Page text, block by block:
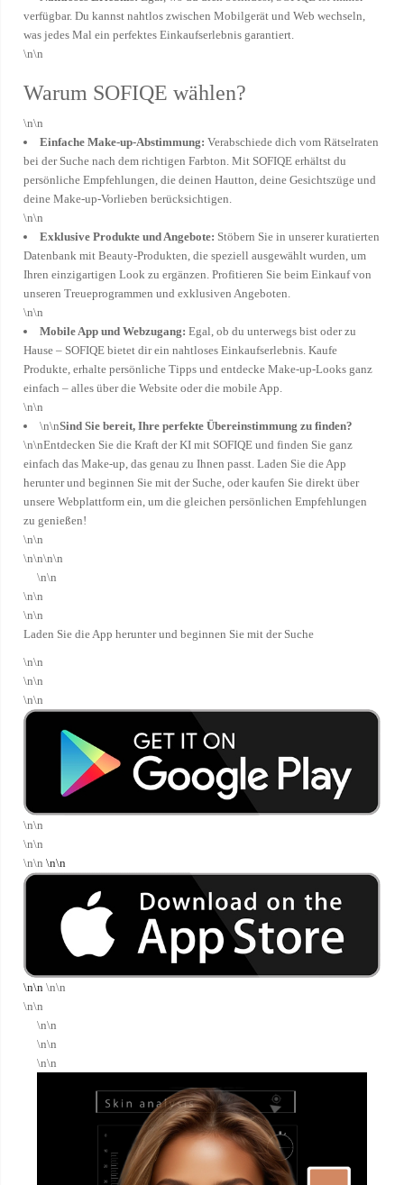
verfügbar. Du kannst nahtlos zwischen Mobilgerät und Web wechseln,
was jedes Mal ein perfektes Einkaufserlebnis garantiert.
\n\n
Warum SOFIQE wählen?
\n\n
Einfache Make-up-Abstimmung:Verabschiede dich vom Rätselraten
bei der Suche nach dem richtigen Farbton. Mit SOFIQE erhältst du
persönliche Empfehlungen, die deinen Hautton, deine Gesichtszüge und
deine Make-up-Vorlieben berücksichtigen.
\n\n
Exklusive Produkte und Angebote: Stöbern Sie in unserer kuratierten
Datenbank mit Beauty-Produkten, die speziell ausgewählt wurden, um
Ihren einzigartigen Look zu ergänzen. Profitieren Sie beim Einkauf von
unseren Treueprogrammen und exklusiven Angeboten.
\n\n
Mobile App und Webzugang: Egal, ob du unterwegs bist oder zu
Hause – SOFIQE bietet dir ein nahtloses Einkaufserlebnis. Kaufe
Produkte, erhalte persönliche Tipps und entdecke Make-up-Looks ganz
einfach – alles über die Website oder die mobile App.
\n\n
\n\nSind Sie bereit, Ihre perfekte Übereinstimmung zu finden?
\n\nEntdecken Sie die Kraft der KI mit SOFIQE und finden Sie ganz
einfach das Make-up, das genau zu Ihnen passt. Laden Sie die App
herunter und beginnen Sie mit der Suche, oder kaufen Sie direkt über
unsere Webplattform ein, um die gleichen persönlichen Empfehlungen
zu genießen!
\n\n
\n\n\n\n
\n\n
\n\n
\n\n
Laden Sie die App herunter und beginnen Sie mit der Suche
\n\n
\n\n
\n\n
\n\n
\n\n
\n\n\n\n
\n\n\n\n
\n\n
\n\n
\n\n
\n\n